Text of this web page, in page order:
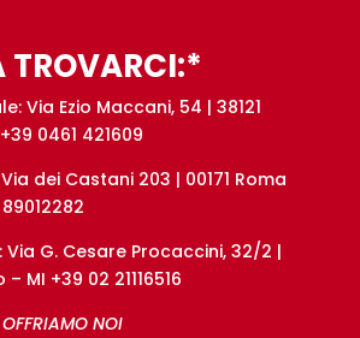
TROVARCI:*
Via Ezio Maccani, 54 | 38121
0461 421609
dei Castani 203 | 00171 Roma
Via G. Cesare Procaccini, 32/2 |
MI +39 02 21116516
OFFRIAMO NOI